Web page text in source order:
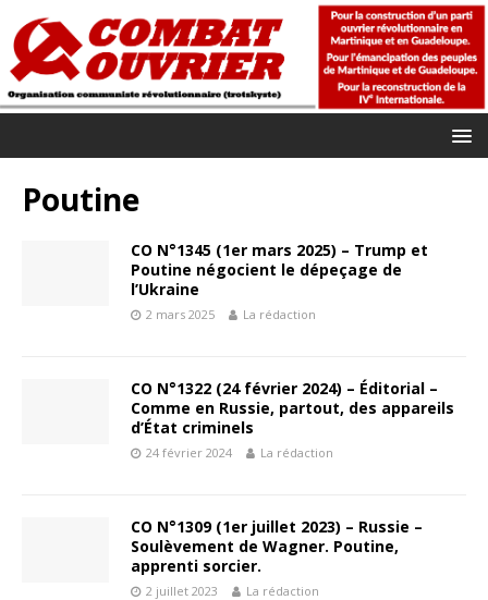
Poutine
CO N°1345 (1er mars 2025) – Trump et
Poutine négocient le dépeçage de
l’Ukraine
2 mars 2025 La rédaction
CO N°1322 (24 février 2024) – Éditorial –
Comme en Russie, partout, des appareils
d’État criminels
24 février 2024 La rédaction
CO N°1309 (1er juillet 2023) – Russie –
Soulèvement de Wagner. Poutine,
apprenti sorcier.
2 juillet 2023 La rédaction